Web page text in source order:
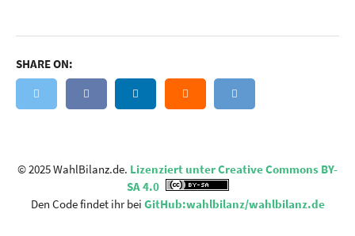
SHARE ON:
© 2025 WahlBilanz.de. Lizenziert unter Creative Commons BY-
SA 4.0
Den Code findet ihr bei GitHub:wahlbilanz/wahlbilanz.de